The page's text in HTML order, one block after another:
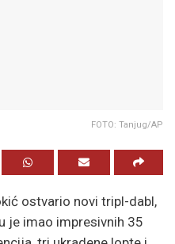
FOTO: Tanjug/AP
ostvario novi tripl-dabl,
je imao impresivnih 35